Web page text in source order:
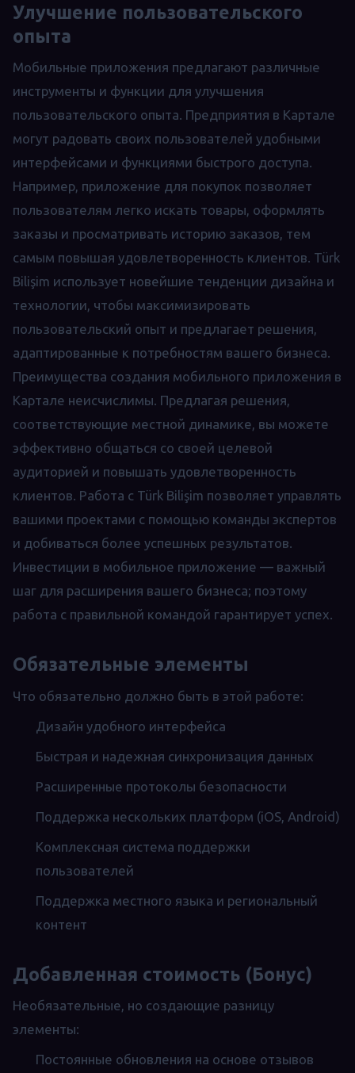
Улучшение пользовательского
опыта
Мобильные приложения предлагают различные
инструменты и функции для улучшения
пользовательского опыта. Предприятия в Картале
могут радовать своих пользователей удобными
интерфейсами и функциями быстрого доступа.
Например, приложение для покупок позволяет
пользователям легко искать товары, оформлять
заказы и просматривать историю заказов, тем
самым повышая удовлетворенность клиентов. Türk
Bilişim использует новейшие тенденции дизайна и
технологии, чтобы максимизировать
пользовательский опыт и предлагает решения,
адаптированные к потребностям вашего бизнеса.
Преимущества создания мобильного приложения в
Картале неисчислимы. Предлагая решения,
соответствующие местной динамике, вы можете
эффективно общаться со своей целевой
аудиторией и повышать удовлетворенность
клиентов. Работа с Türk Bilişim позволяет управлять
вашими проектами с помощью команды экспертов
и добиваться более успешных результатов.
Инвестиции в мобильное приложение — важный
шаг для расширения вашего бизнеса; поэтому
работа с правильной командой гарантирует успех.
Обязательные элементы
Что обязательно должно быть в этой работе:
Дизайн удобного интерфейса
Быстрая и надежная синхронизация данных
Расширенные протоколы безопасности
Поддержка нескольких платформ (iOS, Android)
Комплексная система поддержки
пользователей
Поддержка местного языка и региональный
контент
Добавленная стоимость (Бонус)
Необязательные, но создающие разницу
элементы:
Постоянные обновления на основе отзывов